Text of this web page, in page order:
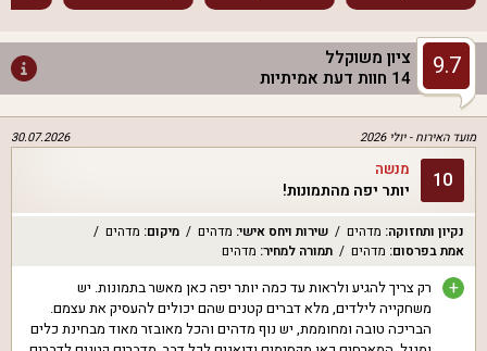
9.7
ציון משוקלל
14 חוות דעת אמיתיות
מועד האירוח -יולי 2026 30.07.2026
10 מנשה
יותר יפה מהתמונות!
נקיון ותחזוקה: מדהים שירות ויחס אישי: מדהים מיקום: מדהים
אמת בפרסום: מדהים תמורה למחיר: מדהים
+
רק צריך להגיע ולראות עד כמה יותר יפה כאן מאשר בתמונות. יש
משחקייה לילדים, מלא דברים קטנים שהם יכולים להעסיק את עצמם.
הבריכה טובה ומחוממת, יש נוף מדהים והכל מאובזר מאוד מבחינת כלים